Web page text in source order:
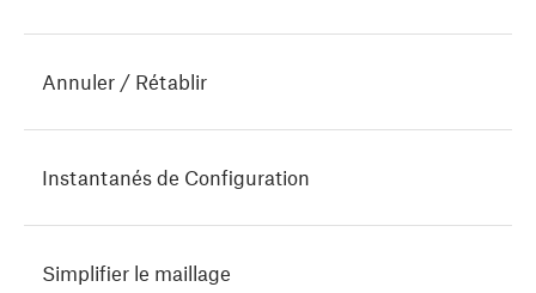
Annuler / Rétablir
Instantanés de Configuration
Simplifier le maillage